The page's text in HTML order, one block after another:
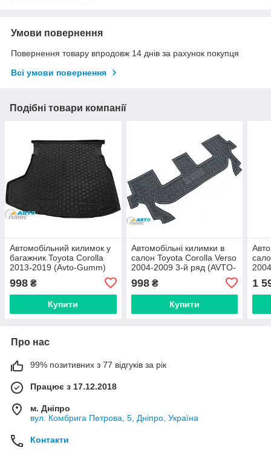
Умови повернення
Повернення товару впродовж 14 днів за рахунок покупця
Всі умови повернення
Подібні товари компанії
Автомобільний килимок у
багажник Toyota Corolla
2013-2019 (Avto-Gumm)
998 ₴
Купити
Автомобільні килимки в
салон Toyota Corolla Verso
2004-2009 3-й ряд (AVTO-
998₴
Купити
1
Про нас
99% позитивних з 77 відгуків за рік
Працює з 17.12.2018
м. Дніпро
вул. Комбрига Петрова, 5, Дніпро, Україна
Контакти